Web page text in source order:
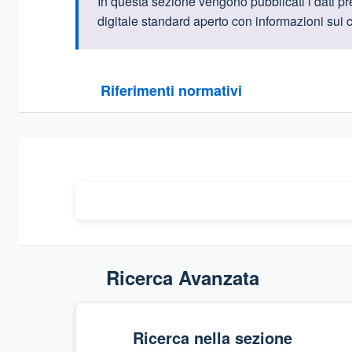
digitale standard aperto con informazioni sui
Riferimenti normativi
Sezione compressa
Ricerca Avanzata
Ricerca nella sezione